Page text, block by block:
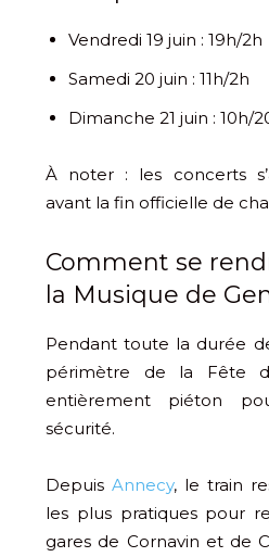
Vendredi 19 juin : 19h/2h
Samedi 20 juin : 11h/2h
Dimanche 21 juin : 10h/
À noter : les concerts
avant la fin officielle de
Comment se
la Musique de
Pendant toute la durée
périmètre de la Fête
entièrement piéton
sécurité.
Depuis Annecy, le train
les plus pratiques pour
gares de Cornavin et de